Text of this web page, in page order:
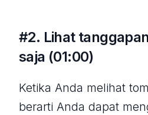
#2. Lihat
saja (01:00)
Ketika Anda melihat
berarti Anda dapat